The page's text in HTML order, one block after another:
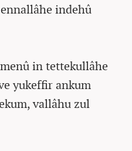
indehû
in tettekullâhe
yukeffir ankum
vallâhu zul